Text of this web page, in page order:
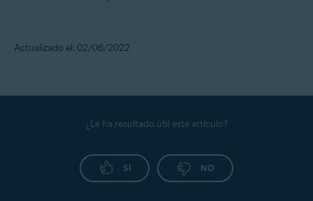
Actualizado el: 02/06/2022
¿Le ha resultado útil este artículo?
SÍ NO